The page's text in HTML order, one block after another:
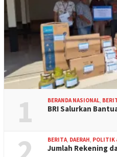
1 BERANDA NASIONAL,
BRI Salurkan
BERITA, DAERAH, POLITIK
Jumlah Rekening